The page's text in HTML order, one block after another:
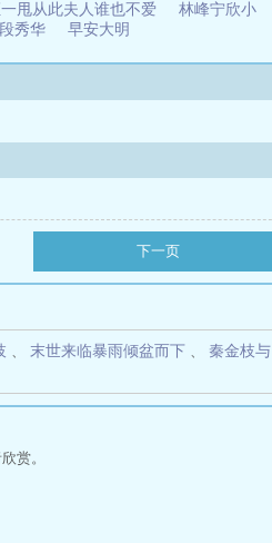
甩从此夫人谁也不爱
林峰宁欣小
秀华 早安大明
下一页
、 末世来临暴雨倾盆而下 、
秦金枝与
赏。